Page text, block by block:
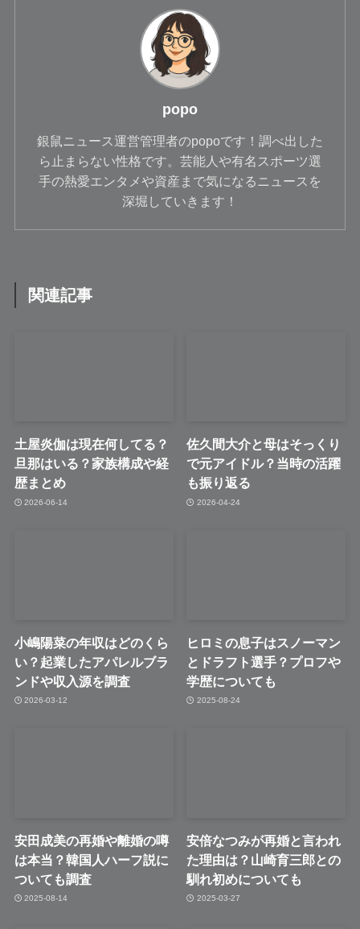
popo
銀鼠ニュース運営管理者のpopoです！調べ出した
ら止まらない性格です。芸能人や有名スポーツ選
手の熱愛エンタメや資産まで気になるニュースを
深堀していきます！
関連記事
土屋炎伽は現在何してる？
旦那はいる？家族構成や経
歴まとめ
2026-06-14
佐久間大介と母はそっくり
で元アイドル？当時の活躍
も振り返る
2026-04-24
小嶋陽菜の年収はどのくら
い？起業したアパレルブラ
ンドや収入源を調査
2026-03-12
ヒロミの息子はスノーマン
とドラフト選手？プロフや
学歴についても
2025-08-24
安田成美の再婚や離婚の噂
は本当？韓国人ハーフ説に
ついても調査
2025-08-14
安倍なつみが再婚と言われ
た理由は？山崎育三郎との
馴れ初めについても
2025-03-27